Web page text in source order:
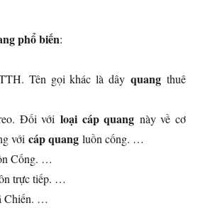
phổ biến:
Tên gọi khác là dây quangthuê
Đối vớiloại cáp quang này về cơ
vớicáp quang luồn cống. …
Cống. …
trực tiếp. …
Chiến. …